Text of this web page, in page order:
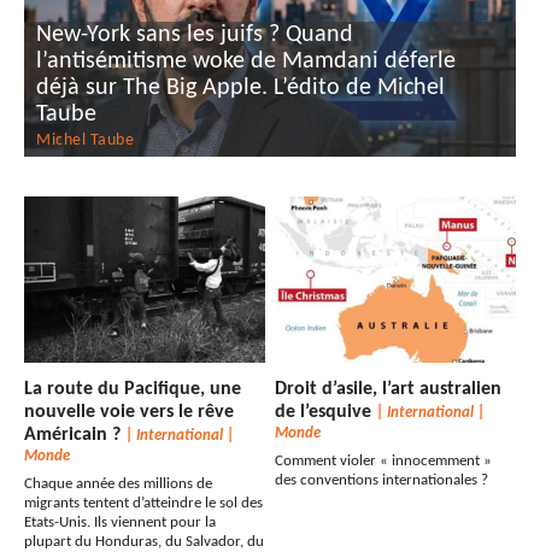
déferle
de Michel
FIFA : au secours, Platini,
Michel Taube
La route du Pacifique, une
nouvelle voie vers le rêve
Américain ?
International
Monde
Chaque année des millions de
migrants tentent d’atteindre le sol des
Etats-Unis. Ils viennent pour la
plupart du Honduras, du Salvador, du
Droit d’asile, l’art australien
de l’esquive
|International
Monde
Comment violer « innocemment »
des conventions internationales ?